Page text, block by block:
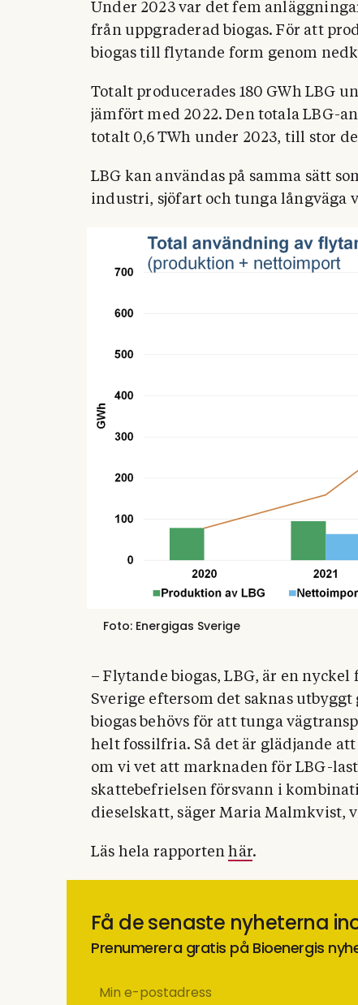
Under 2023 var det fem
från uppgraderad biogas. För att
biogas till flytande form genom
Totalt producerades 180 GWh LBG
jämfört med 2022. Den totala LBG-
totalt 0,6 TWh under 2023, till stor
LBG kan användas på samma sätt
industri, sjöfart och tunga långväga
Foto: Energigas Sverige
– Flytande biogas, LBG, är en
Sverige eftersom det saknas
biogas behövs för att tunga
helt fossilfria. Så det är glädjande
om vi vet att marknaden för LBG-
skattebefrielsen försvann i
dieselskatt, säger Maria Malmkvist,
Läs hela rapportenhär.
Få de senaste nyheterna
Prenumerera gratis på Bioenergis